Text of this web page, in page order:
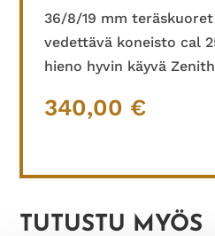
36/8/19 mm teräskuoret
vedettävä koneisto cal
hieno hyvin käyvä Zenith
340,00 €
TUTUSTU MYÖS